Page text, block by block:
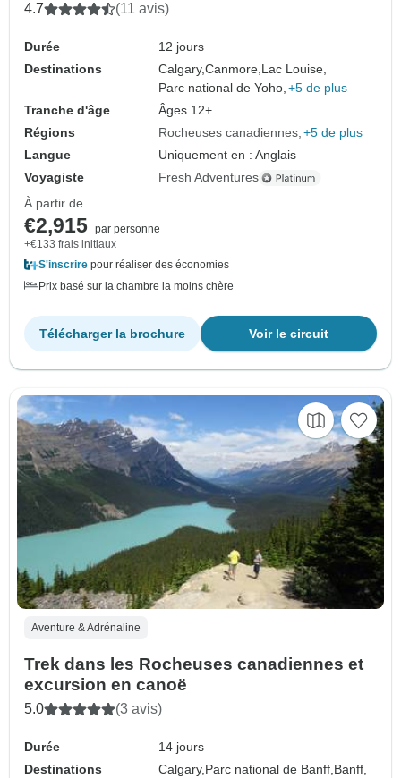
4.7 (11 avis)
Durée
12 jours
Destinations
Calgary,Canmore, Lac Louise,
Parc national de Yoho, +5 de plus
Tranche d'âge
Âges 12+
Régions
Rocheuses canadiennes +5 de plus
Langue
Uniquement en : Anglais
Voyagiste
Fresh Adventures
À partir de
€2,915 par personne
+€133 frais initiaux
S'inscrire pour réaliser des économies
Prix basé sur la chambre la moins chère
Voir le circuit
Télécharger la brochure
Aventure & Adrénaline
Trek dans les Rocheuses canadiennes et
excursion en canoë
5.0 (3 avis)
Durée
14 jours
Destinations
Calgary,Parc national de Banff,Banff,